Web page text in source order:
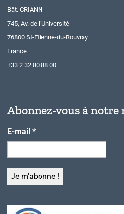
Bât. CRIANN
745, Av. de l’Université
76800 St-Etienne-du-Rouvray
France
+33 2 32 80 88 00
Abonnez-vous à notre
E-mail *